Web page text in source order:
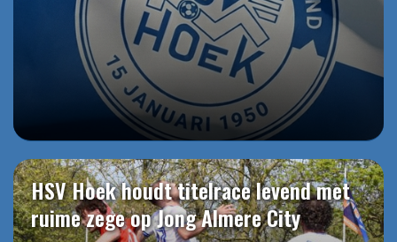
HSV Hoek houdt titelrace levend met
ruime zege op Jong Almere City